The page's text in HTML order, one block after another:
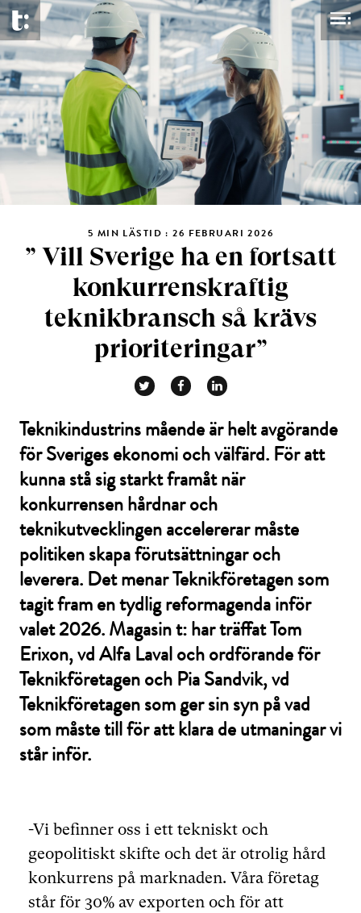
5 MIN LÄSTID : 26 FEBRUARI 2026
” Vill Sverige ha en fortsatt
konkurrenskraftig
teknikbransch så krävs
prioriteringar”
Teknikindustrins mående är helt avgörande
för Sveriges ekonomi och välfärd. För att
kunna stå sig starkt framåt när
konkurrensen hårdnar och
teknikutvecklingen accelererar måste
politiken skapa förutsättningar och
leverera. Det menar Teknikföretagen som
tagit fram en tydlig reformagenda inför
valet 2026. Magasin t: har träffat Tom
Erixon, vd Alfa Laval och ordförande för
Teknikföretagen och Pia Sandvik, vd
Teknikföretagen som ger sin syn på vad
som måste till för att klara de utmaningar vi
står inför.
-Vi befinner oss i ett tekniskt och
geopolitiskt skifte och det är otrolig hård
konkurrens på marknaden. Våra företag
står för 30% av exporten och för att